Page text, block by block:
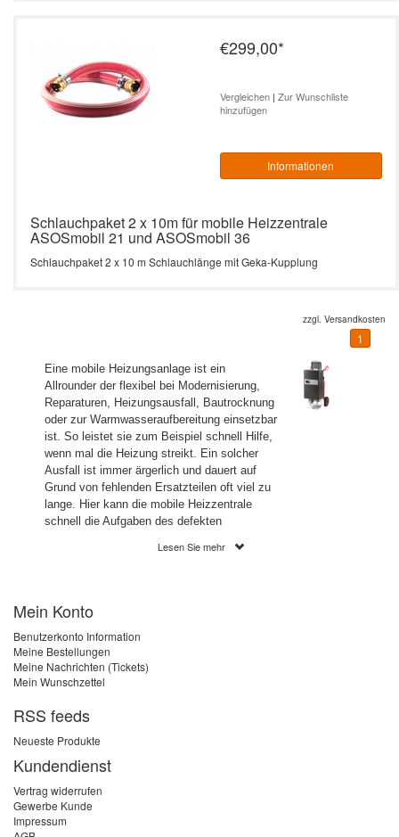
€299,00*
Vergleichen| Zur Wunschliste
hinzufügen
Informationen
Schlauchpaket 2 x 10m für mobile Heizzentrale
ASOSmobil 21 und ASOSmobil 36
Schlauchpaket 2 x 10 m Schlauchlänge mit Geka-Kupplung
zzgl. Versandkosten
1
Eine mobile Heizungsanlage ist ein
Allrounder der flexibel bei Modernisierung,
Reparaturen, Heizungsausfall, Bautrocknung
oder zur Warmwasseraufbereitung einsetzbar
ist. So leistet sie zum Beispiel schnell Hilfe,
wenn mal die Heizung streikt. Ein solcher
Ausfall ist immer ärgerlich und dauert auf
Grund von fehlenden Ersatzteilen oft viel zu
lange. Hier kann die mobile Heizzentrale
schnell die Aufgaben des defekten
Heizzentrale wird inklusive aller benötigten
Energieversorgung erfolgt über einen
Anschluss an das bestehende Heizsystem
erfolgt über GEKA-Kupplungen. Bei Bedarf
können hier auch Schlauchpakete in
verschieden Längen mitbestellt werden. So
ist die Anlage innerhalb von wenigen Minuten
einsatzbereit.
Die mobile Heizzentrale ist in verschiedenen
Leistungsstärken, von 4 kW bis 48 kW,
erhältlich. Dank ihrer kompakten und leichten
Bauform kann die mobile Heizzentrale von
nur einer Person bewegt und angeschlossen
Lesen Sie mehr
Mein Konto
Benutzerkonto Information
Meine Bestellungen
Meine Nachrichten (Tickets)
Mein Wunschzettel
RSS feeds
Neueste Produkte
Kundendienst
Vertrag widerrufen
Gewerbe Kunde
Impressum